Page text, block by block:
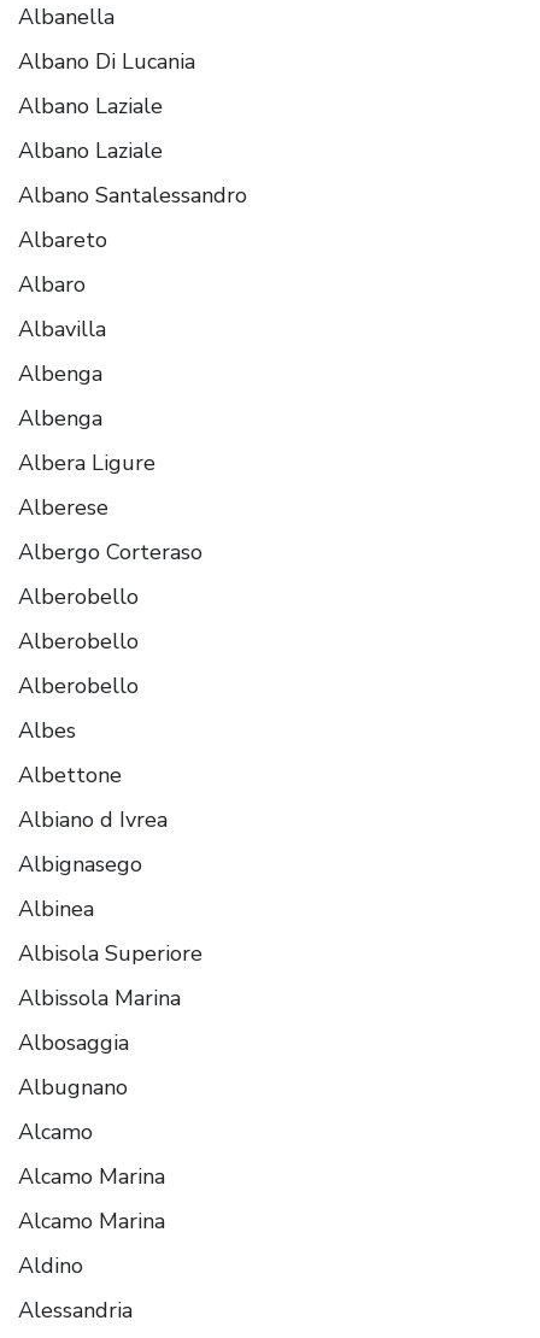
Albanella
Albano Di Lucania
Albano Laziale
Albano Laziale
Albano Santalessandro
Albareto
Albaro
Albavilla
Albenga
Albenga
Albera Ligure
Alberese
Albergo Corteraso
Alberobello
Alberobello
Alberobello
Albes
Albettone
Albiano d Ivrea
Albignasego
Albinea
Albisola Superiore
Albissola Marina
Albosaggia
Albugnano
Alcamo
Alcamo Marina
Alcamo Marina
Aldino
Alessandria